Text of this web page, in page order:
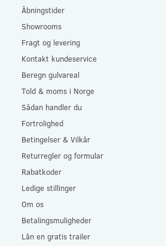
Åbningstider
Showrooms
Fragt og levering
Kontakt kundeservice
Beregn gulvareal
Told & moms i Norge
Sådan handler du
Fortrolighed
Betingelser & Vilkår
Returregler og formular
Rabatkoder
Ledige stillinger
Om os
Betalingsmuligheder
Lån en gratis trailer